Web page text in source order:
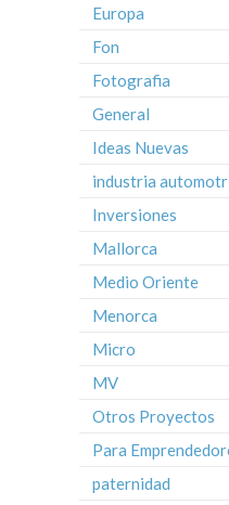
Europa
Fon
Fotografia
General
Ideas Nuevas
industria
Inversiones
Mallorca
Medio Oriente
Menorca
Micro
MV
Otros Proyectos
Para
paternidad